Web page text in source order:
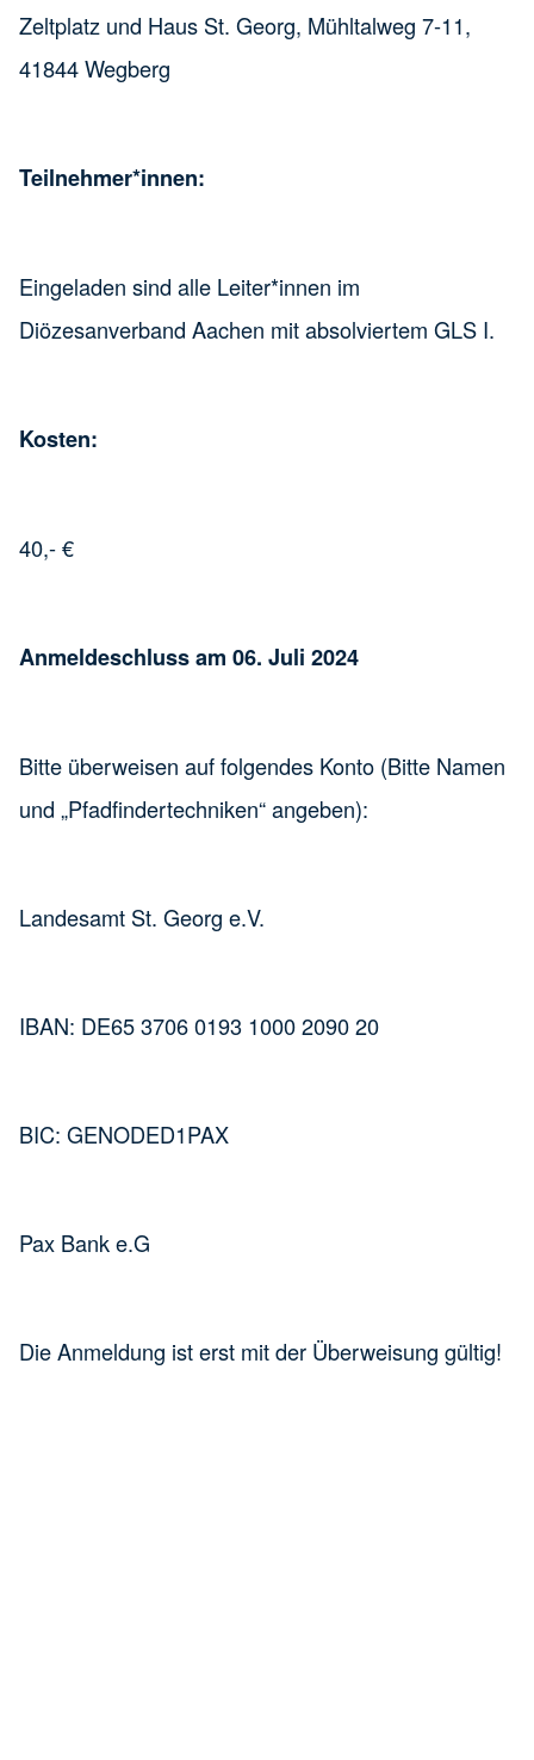
Zeltplatz und Haus St. Georg, Mühltalweg 7-11,
41844 Wegberg
Teilnehmer*innen:
Eingeladen sind alle Leiter*innen im
Diözesanverband Aachen mit absolviertem GLS I.
Kosten:
40,- €
Anmeldeschluss am 06. Juli 2024
Bitte überweisen auf folgendes Konto (Bitte Namen
und „Pfadfindertechniken“ angeben):
Landesamt St. Georg e.V.
IBAN: DE65 3706 0193 1000 2090 20
BIC: GENODED1PAX
Pax Bank e.G
Die Anmeldung ist erst mit der Überweisung gültig!